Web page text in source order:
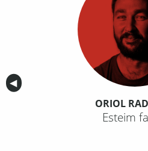
Anterior
◀︎
ORIOL
Esteim